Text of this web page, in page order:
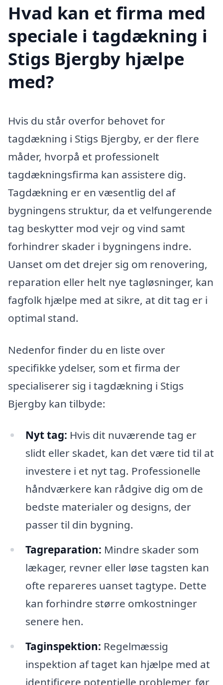
Hvad kan et firma med
speciale i tagdækning i
Stigs Bjergby hjælpe
med?
Hvis du står overfor behovet for
tagdækning i Stigs Bjergby, er der flere
måder, hvorpå et professionelt
tagdækningsfirma kan assistere dig.
Tagdækning er en væsentlig del af
bygningens struktur, da et velfungerende
tag beskytter mod vejr og vind samt
forhindrer skader i bygningens indre.
Uanset om det drejer sig om renovering,
reparation eller helt nye tagløsninger, kan
fagfolk hjælpe med at sikre, at dit tag er i
optimal stand.
Nedenfor finder du en liste over
specifikke ydelser, som et firma der
specialiserer sig i tagdækning i Stigs
Bjergby kan tilbyde:
Nyt tag: Hvis dit nuværende tag er
slidt eller skadet, kan det være tid til at
investere i et nyt tag. Professionelle
håndværkere kan rådgive dig om de
bedste materialer og designs, der
passer til din bygning.
Tagreparation: Mindre skader som
lækager, revner eller løse tagsten kan
ofte repareres uanset tagtype. Dette
kan forhindre større omkostninger
senere hen.
Taginspektion: Regelmæssig
inspektion af taget kan hjælpe med at
identificere potentielle problemer, før